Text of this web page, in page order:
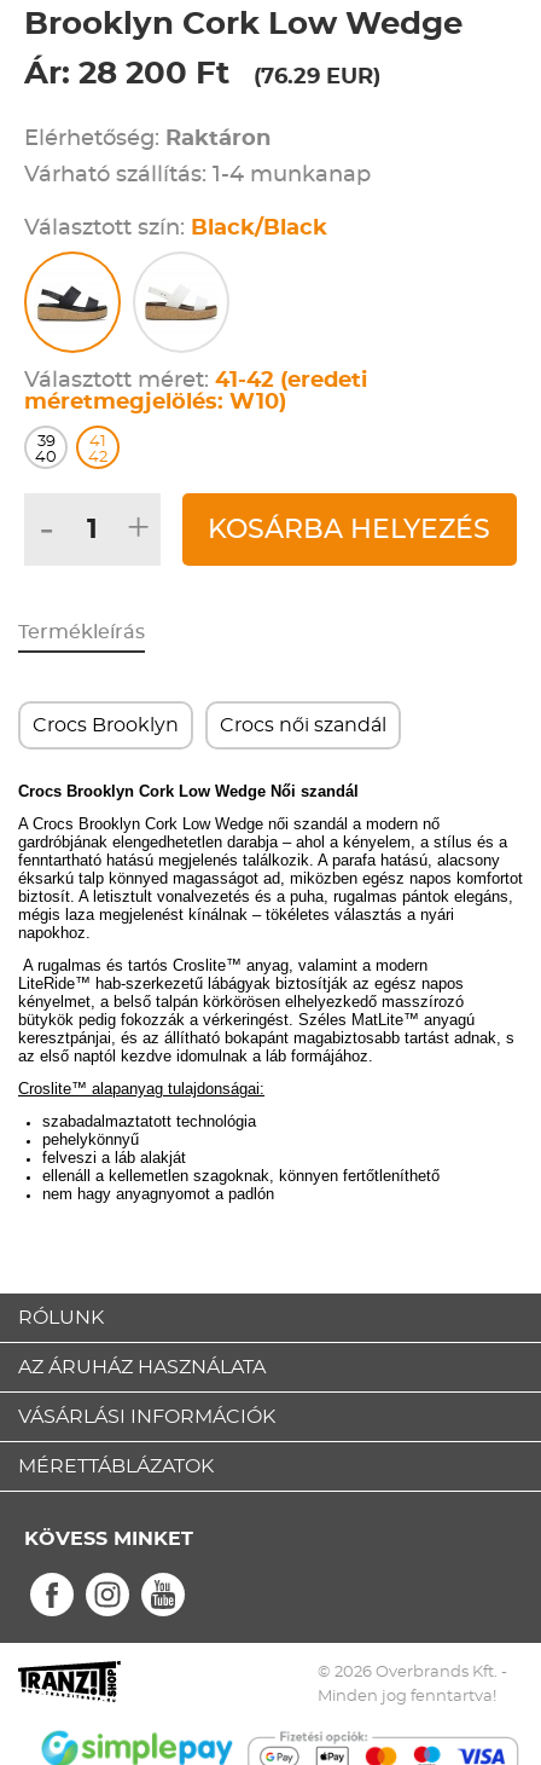
Brooklyn Cork Low Wedge
Ár: 28 200 Ft
(76.29 EUR)
Elérhetőség: Raktáron
Várható szállítás: 1-4 munkanap
Választott szín: Black/Black
Választott méret: 41-42 (eredeti
méretmegjelölés: W10)
39
40
41
42
- + KOSÁRBA HELYEZÉS
Termékleírás
Crocs Brooklyn Crocs női szandál
Crocs Brooklyn Cork Low Wedge Női szandál
A Crocs Brooklyn Cork Low Wedge női szandál a modern nő
gardróbjának elengedhetetlen darabja – ahol a kényelem, a stílus és a
fenntartható hatású megjelenés találkozik. A parafa hatású, alacsony
éksarkú talp könnyed magasságot ad, miközben egész napos komfortot
biztosít. A letisztult vonalvezetés és a puha, rugalmas pántok elegáns,
mégis laza megjelenést kínálnak – tökéletes választás a nyári
napokhoz.
A rugalmas és tartós Croslite™ anyag, valamint a modern
LiteRide™ hab-szerkezetű lábágyak biztosítják az egész napos
kényelmet, a belső talpán körkörösen elhelyezkedő masszírozó
bütykök pedig fokozzák a vérkeringést. Széles MatLite™ anyagú
keresztpánjai, és az állítható bokapánt magabiztosabb tartást adnak, s
az első naptól kezdve idomulnak a láb formájához.
Croslite™ alapanyag tulajdonságai:
szabadalmaztatott technológia
pehelykönnyű
felveszi a láb alakját
ellenáll a kellemetlen szagoknak, könnyen fertőtleníthető
nem hagy anyagnyomot a padlón
RÓLUNK
AZ ÁRUHÁZ HASZNÁLATA
VÁSÁRLÁSI INFORMÁCIÓK
MÉRETTÁBLÁZATOK
KÖVESS MINKET
© 2026 Overbrands Kft. -
Minden jog fenntartva!